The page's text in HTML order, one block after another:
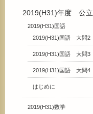
2019(H31)年度 公立
2019(H31)国語
2019(H31)国語 大問2
2019(H31)国語 大問3
2019(H31)国語 大問4
はじめに
2019(H31)数学